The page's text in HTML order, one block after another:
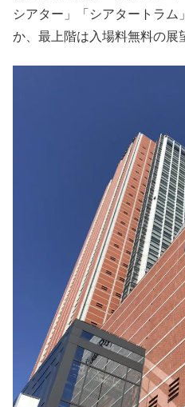
シアター」「シアタートラム
か、最上階は入場料無料の展